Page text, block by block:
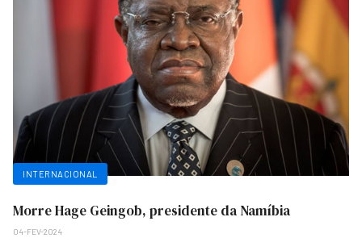
INTERNACIONAL
Morre Hage Geingob, presidente da Namíbia
04-FEV-2024